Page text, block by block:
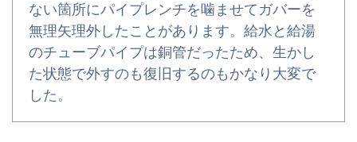
ない箇所にパイプレンチを噛ませてガバーを
無理矢理外したことがあります。給水と給湯
のチューブパイプは銅管だったため、生かし
た状態で外すのも復旧するのもかなり大変で
した。